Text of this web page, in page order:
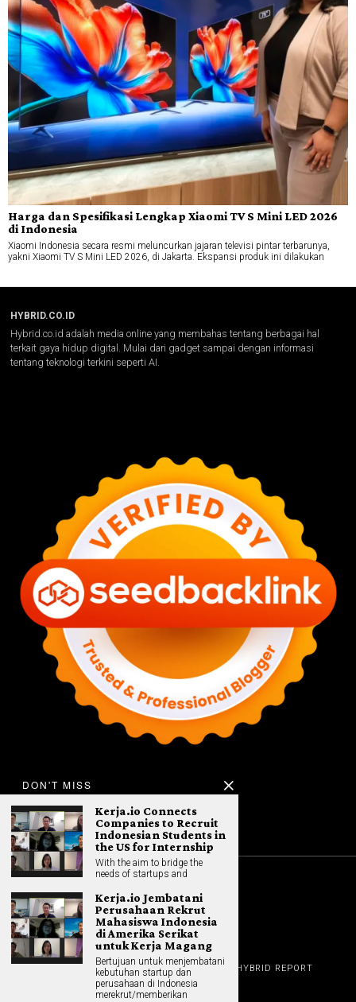
Harga dan Spesifikasi Lengkap Xiaomi TV S Mini LED 2026
di Indonesia
Xiaomi Indonesia secara resmi meluncurkan jajaran televisi pintar terbarunya,
yakni Xiaomi TV S Mini LED 2026, di Jakarta. Ekspansi produk ini dilakukan
HYBRID.CO.ID
Hybrid.co.id adalah media online yang membahas tentang berbagai hal
terkait gaya hidup digital. Mulai dari gadget sampai dengan informasi
tentang teknologi terkini seperti AI.
©2026All rights reserved. Hybrid.co.id
GADGET
GAME NEWS AI (NEW TECH)
HYBRID REPORT
HYBRID LIFESTYLE
HOME APPLIANCES
ABOUT
CONTACT
DON'T MISS
Kerja.io Connects
Companies to Recruit
Indonesian Students in
the US for Internship
With the aim to bridge the
needs of startups and
Kerja.io Jembatani
Perusahaan Rekrut
Mahasiswa Indonesia
di Amerika Serikat
untuk Kerja Magang
Bertujuan untuk menjembatani
kebutuhan startup dan
perusahaan di Indonesia
merekrut/memberikan